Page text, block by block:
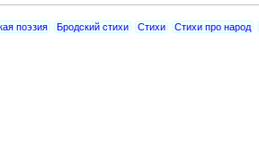
поэзия Бродский стихи Стихи Стихи про народ